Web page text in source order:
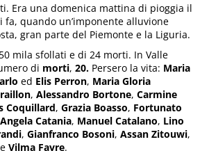
Era una domenica mattina di pioggia il
fa, quando un’imponente alluvione
gran parte del Piemonte e la Liguria.
mila sfollati e di 24 morti. In Valle
di morti,20. Persero la vita: Maria
ed Elis Perron, Maria Gloria
,Alessandro Bortone,Carmine
Coquillard,Grazia Boasso, Fortunato
Angela Catania, Manuel Catalano, Lino
,Gianfranco Bosoni,Assan Zitouwi,
eVilma Favre.